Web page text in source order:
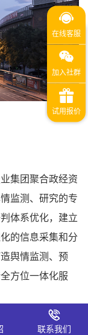
集团聚合政经资
监测、研究的专
体系优化，建立
的信息采集和分
舆情监测、预
方位一体化服
联系我们